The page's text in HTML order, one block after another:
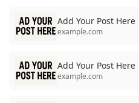
Add Your Post Here
example.com
Add Your Post Here
example.com